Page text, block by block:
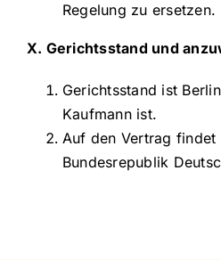
Regelung zu ersetzen.
X. Gerichtsstand und
Gerichtsstand ist
Kaufmann ist.
Auf den Vertrag findet
Bundesrepublik